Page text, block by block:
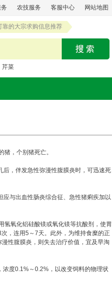
农技服务 客服中心 网站地图
靠的大宗求购信息推荐
芹菜
，个别猪死亡。
，伴发急性弥漫性腹膜炎时，可迅速死
与出血性肠炎综合征、急性猪痢疾加以
氢氧化铝硅酸镁或氧化镁等抗酸剂，使胃
，连用5～7天。此外，为维持食糜的正
性腹膜炎，则失去治疗价值，宜及早淘
度0.1%～0.2%，以改变饲料的物理状